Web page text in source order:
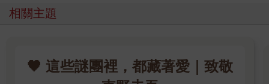
「那你為什麼還要問呢？當然是你的招牌菜—腸粉啦！」Nia露
出得意之色：「十元，多醬汁。」
二人看見腸粉的分量，都瞪大眼睛，一副不可置信。
「這碟……」Nia目不轉睛望著碟子：「要多少錢？」
相關主題
🖤 這些謎團裡，都藏著愛｜致敬